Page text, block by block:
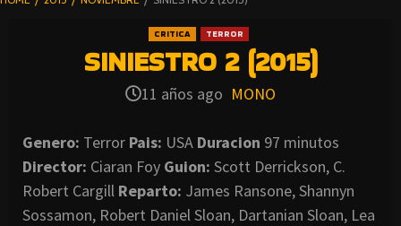
CRITICA TERROR
SINIESTRO 2 (2015)
11 años ago MONO
Genero: Terror Pais: USA Duracion 97 minutos
Director: Ciaran Foy Guion: Scott Derrickson, C.
Robert Cargill Reparto: James Ransone, Shannyn
Sossamon, Robert Daniel Sloan, Dartanian Sloan, Lea